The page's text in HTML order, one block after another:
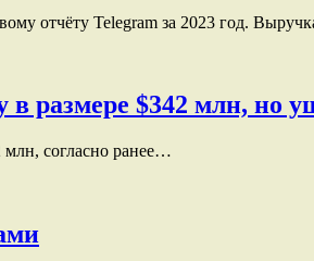
отчёту Telegram за 2023 год.
размере $342 млн, но
млн, согласно ранее…